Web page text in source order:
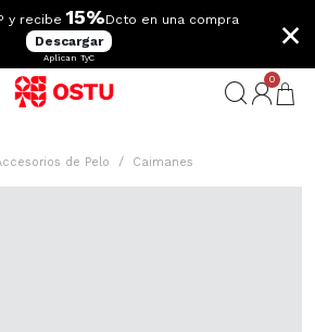
y recibe 15%Dcto en una compra
Descargar
Aplican TyC
×
0
de Pelo Caimanes